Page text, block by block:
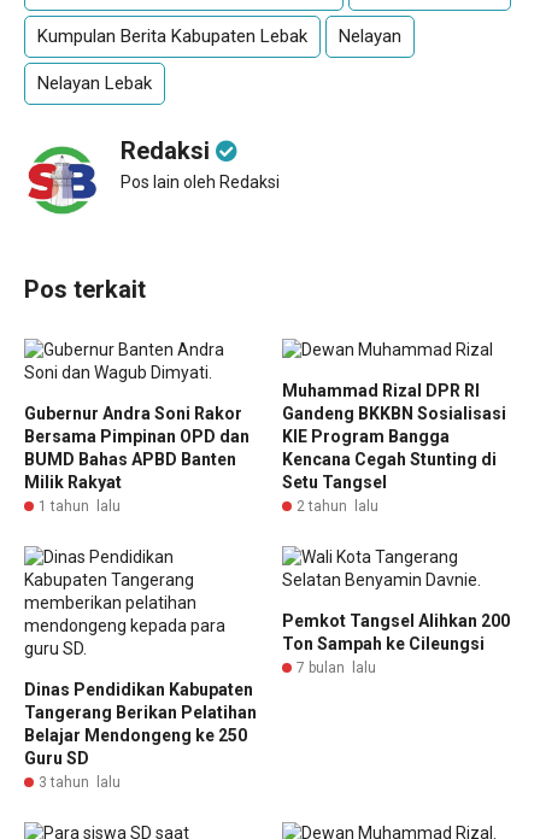
Kumpulan Berita Kabupaten Lebak Nelayan
Nelayan Lebak
Redaksi
Pos lain oleh Redaksi
Pos terkait
Gubernur Andra Soni Rakor
Bersama Pimpinan OPD dan
BUMD Bahas APBD Banten
Milik Rakyat
1 tahun lalu
Muhammad Rizal DPR RI
Gandeng BKKBN Sosialisasi
KIE Program Bangga
Kencana Cegah Stunting di
Setu Tangsel
2 tahun lalu
Dinas Pendidikan Kabupaten
Tangerang Berikan Pelatihan
Belajar Mendongeng ke 250
Guru SD
3 tahun lalu
Pemkot Tangsel Alihkan 200
Ton Sampah ke Cileungsi
7 bulan lalu